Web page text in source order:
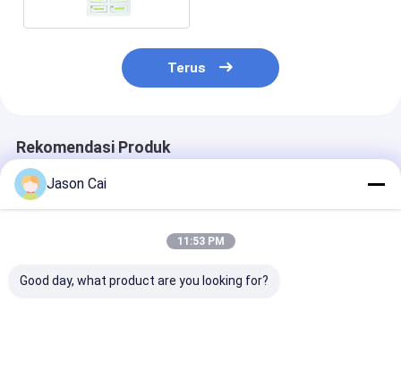
Terus
Rekomendasi Produk
Jason Cai
11:53 PM
Good day, what product are you looking for?